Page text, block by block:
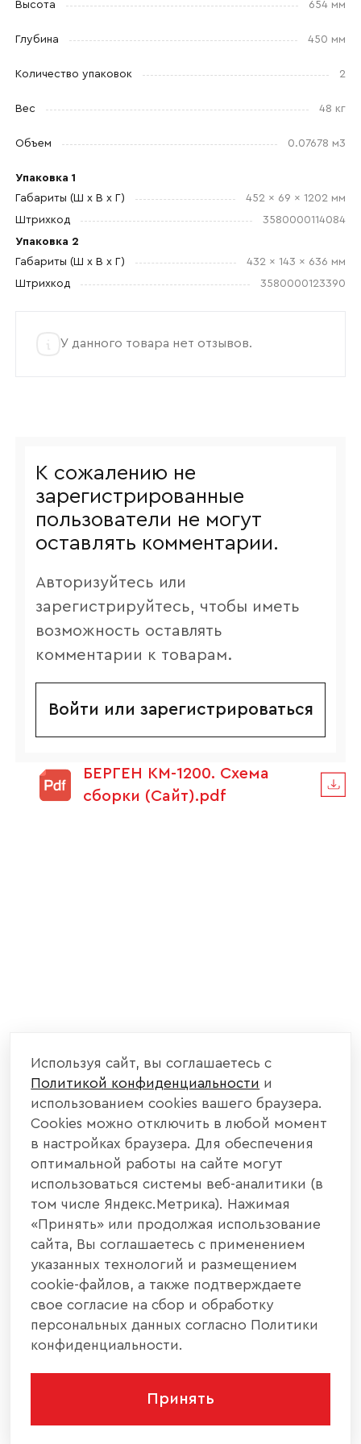
Высота 654 мм
Глубина 450 мм
Количество упаковок 2
Вес 48 кг
Объем 0.07678 м3
Упаковка 1
Габариты (Ш x В x Г)
452 x 69 x 1202 мм
Штрихкод
3580000114084
Упаковка 2
Габариты (Ш x В x Г)
432 x 143 x 636 мм
Штрихкод
3580000123390
У данного товара нет отзывов.
К сожалению не
зарегистрированные
пользователи не могут
оставлять комментарии.
Авторизуйтесь или
зарегистрируйтесь, чтобы иметь
возможность оставлять
комментарии к товарам.
Войти или зарегистрироваться
БЕРГЕН КМ-1200. Схема
сборки (Сайт).pdf
и обработкой данных.
Используя сайт, вы соглашаетесь с
Политикой конфиденциальности и
использованием cookies вашего браузера.
Cookies можно отключить в любой момент
в настройках браузера. Для обеспечения
оптимальной работы на сайте могут
использоваться системы веб-аналитики (в
том числе Яндекс.Метрика). Нажимая
«Принять» или продолжая использование
сайта, Вы соглашаетесь с применением
указанных технологий и размещением
cookie-файлов, а также подтверждаете
свое согласие на сбор и обработку
персональных данных согласно Политики
конфиденциальности.
Принять